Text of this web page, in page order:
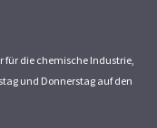
für die chemische Industrie,
und Donnerstag auf den